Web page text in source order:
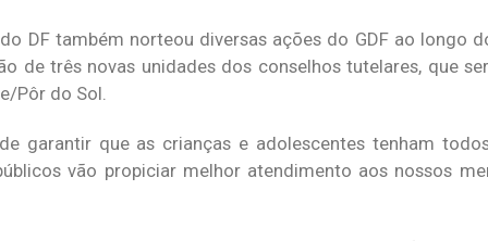
DF também norteou diversas ações do GDF ao longo
de três novas unidades dos conselhos tutelares, que
Pôr do Sol.
garantir que as crianças e adolescentes tenham
vão propiciar melhor atendimento aos nossos